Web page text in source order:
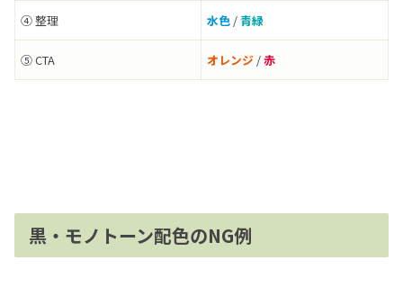
④ 整理 水色 /青緑
⑤ CTA オレンジ /赤
黒・モノトーン配色のNG例